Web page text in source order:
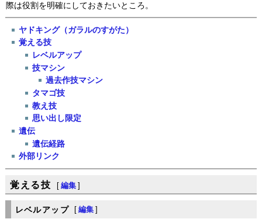
際は役割を明確にしておきたいところ。
ヤドキング（ガラルのすがた）
覚える技
レベルアップ
技マシン
過去作技マシン
タマゴ技
教え技
思い出し限定
遺伝
遺伝経路
外部リンク
覚える技 [ 編集 ]
レベルアップ [ 編集 ]